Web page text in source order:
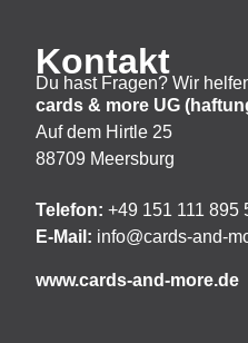
Kontakt
Du hast Fragen? Wir
cards & more UG
Auf dem Hirtle 25
88709 Meersburg
Telefon:+49 151 111 895
E-Mail: info@cards-and-
www.cards-and-more.de